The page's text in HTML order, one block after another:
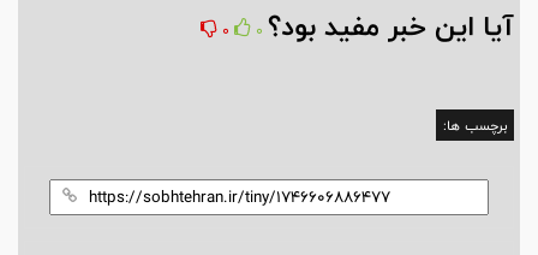
آیا این خبر مفید بود؟ 0
0
برچسب ها: